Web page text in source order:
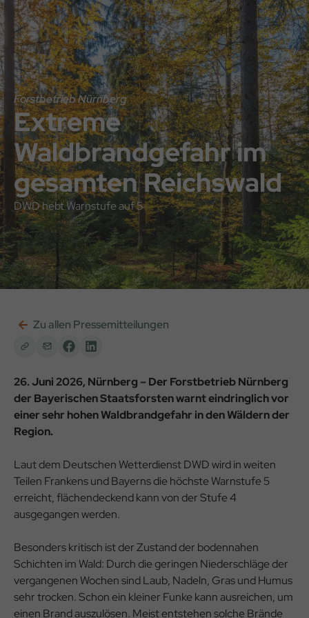
Direkt
zum
Inhalt
Direkt
zum
Footer
Hauptnavigation
Forstbetrieb Nürnberg
Extreme
Waldbrandgefahr im
gesamten Reichswald
DWD hebt Warnstufe auf 5
Zu allen Pressemitteilungen
26. Juni 2026, Nürnberg – Der Forstbetrieb Nürnberg
der Bayerischen Staatsforsten warnt eindringlich vor
einer sehr hohen Waldbrandgefahr in den Wäldern der
Region.
Laut dem Deutschen Wetterdienst DWD wird in weiten
Teilen Frankens und Bayerns die höchste Warnstufe 5
erreicht, flächendeckend kann von der Stufe 4
ausgegangen werden.
Besonders kritisch ist der Zustand der bodennahen
Schichten im Wald: Durch die geringen Niederschläge der
vergangenen Wochen sind Laub, Nadeln, Gras und Humus
sehr trocken. Schon ein kleiner Funke kann ausreichen, um
einen Brand auszulösen. Meist entstehen solche Brände